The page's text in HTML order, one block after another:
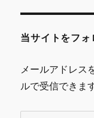
o
k
当サイトをフォ
メールアドレス
ルで受信できます